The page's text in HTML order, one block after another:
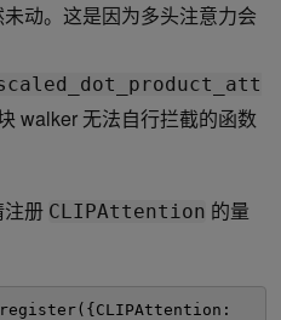
动。这是因为多头注意力会
walker 无法自行拦截的函数
册 CLIPAttention 的量